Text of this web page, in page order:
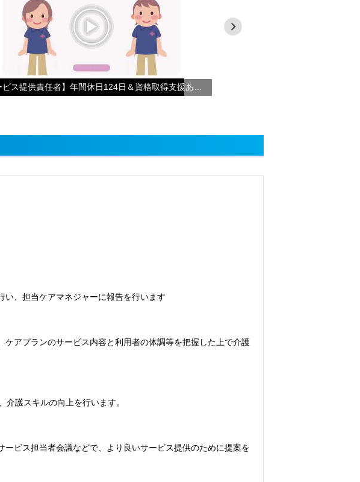
、担当ケアマネジャーに報告を行います
アプランのサービス内容と利用者の体調等を把握した上で介護
護スキルの向上を行います。
ビス担当者会議などで、より良いサービス提供のために提案を